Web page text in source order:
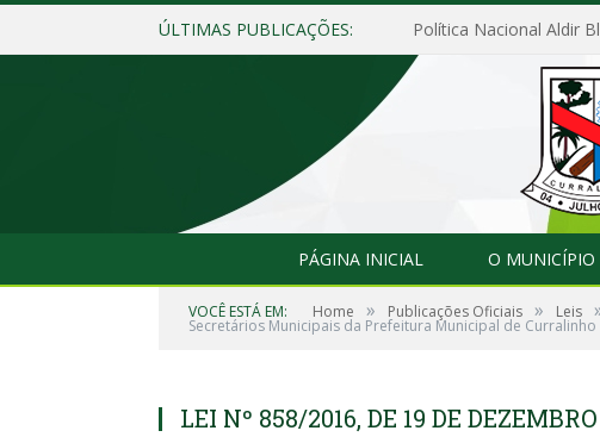
ÚLTIMAS PUBLICAÇÕES: Política Nacional Aldir
PÁGINA INICIAL O MUNICÍPIO
VOCÊ ESTÁ EM: Home » Publicações Oficiais » Leis
Secretários Municipais da Prefeitura Municipal de
LEI Nº 858/2016, DE 19 DE